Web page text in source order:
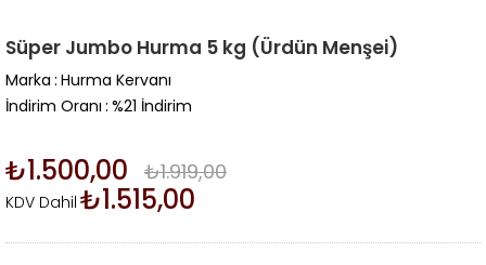
Süper Jumbo Hurma 5 kg (Ürdün Menşei)
Marka : Hurma Kervanı
İndirim Oranı : %21 İndirim
₺1.919,00
₺1.500,00
KDV Dahil ₺1.515,00